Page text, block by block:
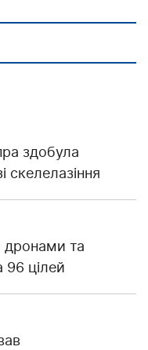
здобула
скелелазіння
дронами та
цілей